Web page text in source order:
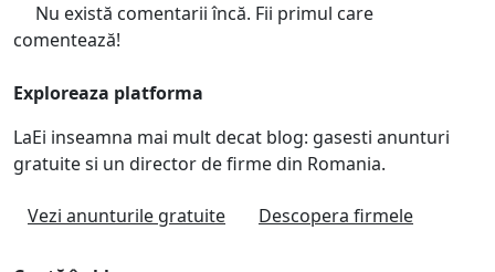
Nu există comentarii încă. Fii primul care
comentează!
Exploreaza platforma
LaEi inseamna mai mult decat blog: gasesti anunturi
gratuite si un director de firme din Romania.
Vezi anunturile gratuite Descopera firmele